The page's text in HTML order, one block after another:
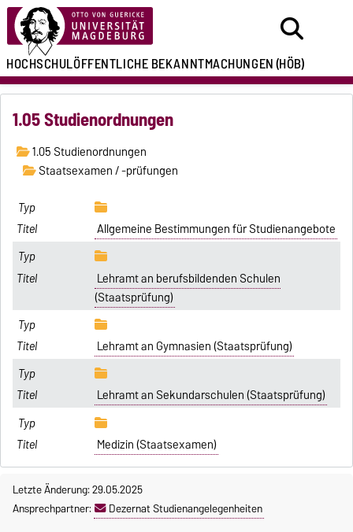
HOCHSCHULÖFFENTLICHEBEKANNTMACHUNGEN(HÖB)
1.05 Studienordnungen
1.05 Studienordnungen
Staatsexamen / -prüfungen
Allgemeine Bestimmungen für Studienangebote
Lehramt an berufsbildenden Schulen
(Staatsprüfung)
Lehramt an Gymnasien (Staatsprüfung)
Lehramt an Sekundarschulen (Staatsprüfung)
Medizin (Staatsexamen)
Letzte Änderung: 29.05.2025
Ansprechpartner:
Dezernat Studienangelegenheiten